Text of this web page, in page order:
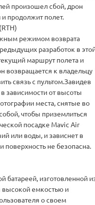
произошел сбой, дрон
продолжит полет.
режимом возврата
разработок в
маршрут полета и
возвращается к владельцу
связь с пультом.Завидев
зависимости от высоты
места, снятые во
чтобы приземлиться
посадке Mavic Air
или воды, и зависнет в
поверхность не безопасна.
батареей, изготовленной
высокой емкостью и
о своем